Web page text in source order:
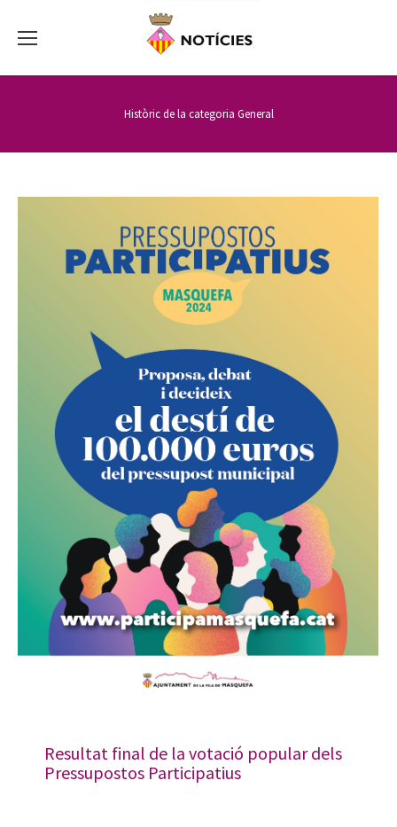
Històric de la categoria General
Resultat final de la votació popular dels
Pressupostos Participatius